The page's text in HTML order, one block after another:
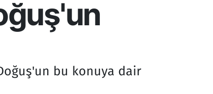
bu konuya dair